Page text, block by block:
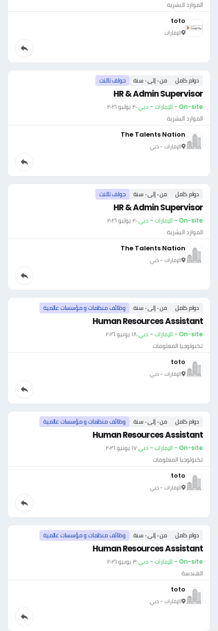
الموارد البشرية
toto
الإمارات
دوام كامل من ٠ إلى ٠ سنة جولف تالنت
HR & Admin Supervisor
On-site - الإمارات - دبي ·٢٠ يوليو ٢٠٢٦
الموارد البشرية
The Talents Nation
الإمارات - دبي
دوام كامل من ٠ إلى ٠ سنة جولف تالنت
HR & Admin Supervisor
On-site - الإمارات - دبي ·٢٠ يوليو ٢٠٢٦
الموارد البشرية
The Talents Nation
الإمارات - دبي
دوام كامل من ٠ إلى ٠ سنة وظائف منظمات و مؤسسات عالمية
Human Resources Assistant
On-site - الإمارات - دبي ·١٨ يونيو ٢٠٢٦
تكنولوجيا المعلومات
toto
الإمارات - دبي
دوام كامل من ٠ إلى ٠ سنة وظائف منظمات و مؤسسات عالمية
Human Resources Assistant
On-site - الإمارات - دبي ·١٧ يونيو ٢٠٢٦
تكنولوجيا المعلومات
toto
الإمارات - دبي
دوام كامل من ٠ إلى ٠ سنة وظائف منظمات و مؤسسات عالمية
Human Resources Assistant
On-site - الإمارات - دبي ·٣ يونيو ٢٠٢٦
الهندسة
toto
الإمارات - دبي